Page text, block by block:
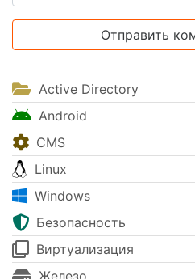
Active Directory
Android
CMS
Linux
Windows
Безопасность
Виртуализация